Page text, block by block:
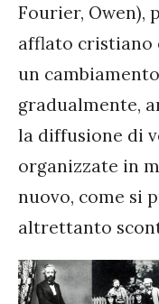
Fourier, Owen),
afflato cristiano
un
gradualmente,
la diffusione di
organizzate in
nuovo, come si
altrettanto